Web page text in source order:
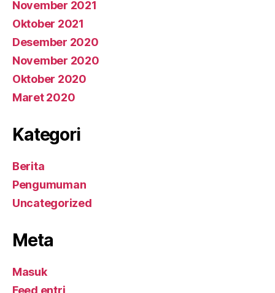
November 2021
Oktober 2021
Desember 2020
November 2020
Oktober 2020
Maret 2020
Kategori
Berita
Pengumuman
Uncategorized
Meta
Masuk
Feed entri